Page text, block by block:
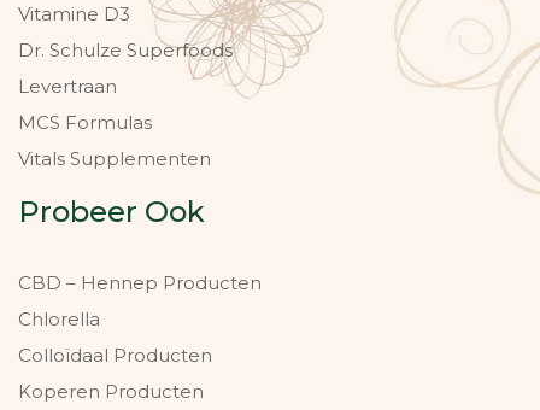
Vitamine D3
Dr. Schulze Superfoods
Levertraan
MCS Formulas
Vitals Supplementen
Probeer Ook
CBD – Hennep Producten
Chlorella
Colloïdaal Producten
Koperen Producten